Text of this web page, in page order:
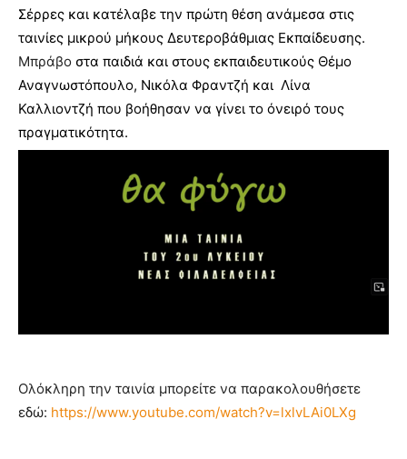
Σέρρες και κατέλαβε την πρώτη θέση ανάμεσα στις
ταινίες μικρού μήκους Δευτεροβάθμιας Εκπαίδευσης.
Μπράβο στα παιδιά και στους εκπαιδευτικούς Θέμο
Αναγνωστόπουλο, Νικόλα Φραντζή και Λίνα
Καλλιοντζή που βοήθησαν να γίνει το όνειρό τους
πραγματικότητα.
Ολόκληρη την ταινία μπορείτε να παρακολουθήσετε
εδώ: https://www.youtube.com/watch?v=lxlvLAi0LXg